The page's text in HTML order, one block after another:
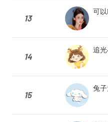
13
可
14
追
15
兔子